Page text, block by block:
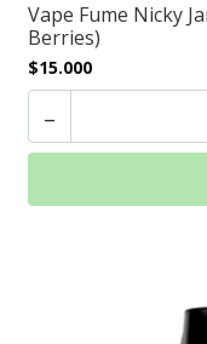
Vape Fume Nicky
Berries)
$15.000
-